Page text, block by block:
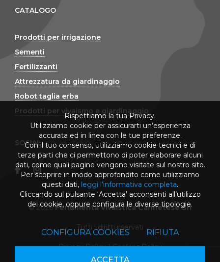
CATALOGO
Prodotti per irrigazione
Sementi
Fertilizzanti
Attrezzatura da giardinaggio
Robot taglia erba
Prodotti per vivaismo e giardinaggio
SOCIAL
© 2026Ferramenta Vivaistica Cannetese Srl
Tutti i diritti riservati
Privacy Policy|Cookies Policy
Rispettiamo la tua Privacy.
Utilizziamo cookie per assicurarti un’esperienza
accurata ed in linea con le tue preferenze.
Con il tuo consenso, utilizziamo cookie tecnici e di
terze parti che ci permettono di poter elaborare alcuni
dati, come quali pagine vengono visitate sul nostro sito.
Per scoprire in modo approfondito come utilizziamo
questi dati, leggi l’informativa completa.
Cliccando sul pulsante ‘Accetta’ acconsenti all’utilizzo
dei cookie, oppure configura le diverse tipologie.
CONFIGURA COOKIES RIFIUTA
ACCETTA